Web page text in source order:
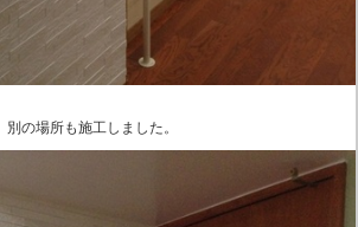
別の場所も施工しました。